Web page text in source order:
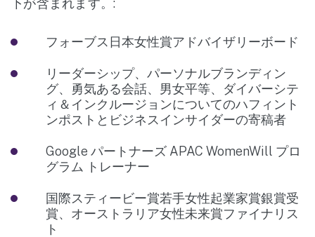
フォーブス日本女性賞アドバイザリーボード
リーダーシップ、パーソナルブランディン
グ、勇気ある会話、男女平等、ダイバーシテ
ィ＆インクルージョンについてのハフィント
ンポストとビジネスインサイダーの寄稿者
Google パートナーズ APAC WomenWill プロ
グラム トレーナー
国際スティービー賞若手女性起業家賞銀賞受
賞、オーストラリア女性未来賞ファイナリス
ト